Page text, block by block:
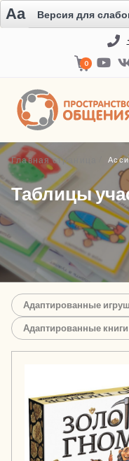
Aa Версия для
0
Главная страница
Таблицы
Адаптированные
Адаптированные книги